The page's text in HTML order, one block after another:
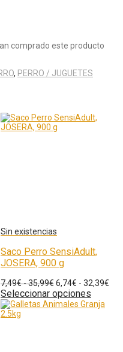
comprado este producto
, PERRO / JUGUETES
Saco Perro SensiAdult,
JOSERA, 900 g
7,49€-35,99€6,74€ - 32,39€
Seleccionar opciones